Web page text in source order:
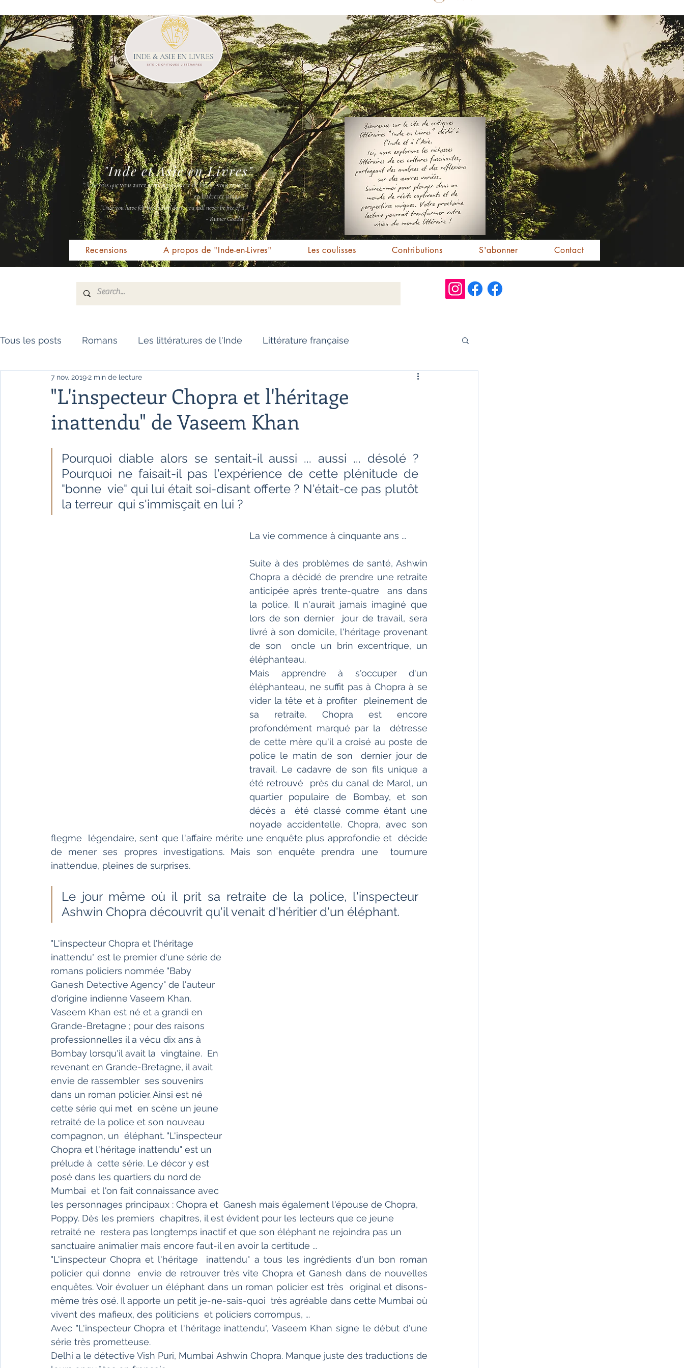
INDE & ASIE EN LIVRES
"Une fois que vous aurez senti la poussière de l'Inde, vous ne vous
en libérerez jamais " -
"Once you have felt the Indian dust, you will never be free of it."
- Rumer Godden -
"Inde et Asie en Livres"
Recensions A propos de "Inde-en-Livres" Les coulisses Contributions S'abonner Contact
Tous les posts Romans Les littératures de l'Inde Littérature française
Livres de référence Dictionnaire
Témoignages / Récits Romans jeunesse Essai Personnalités indiennes
Fêtes indiennes Spiritualité Ayurveda Bien-être Littérature hindi
Littérature tamoule Littérature bengali Littérature malayalam
Littérature du Bangladesh Littérature pakistanaise
Contes
"L'inspecteur Chopra et l'héritage
inattendu" de Vaseem Khan
7 nov. 20192 min de lecture
Pourquoi diable alors se sentait-il aussi ... aussi ... désolé ?
Pourquoi ne faisait-il pas l'expérience de cette plénitude de
"bonne  vie" qui lui était soi-disant offerte ? N'était-ce pas plutôt
la terreur  qui s'immisçait en lui ?
La vie commence à cinquante ans ...
Suite à des problèmes de santé, Ashwin
Chopra a décidé de prendre une retraite
anticipée après trente-quatre  ans dans
la police. Il n'aurait jamais imaginé que
lors de son dernier  jour de travail, sera
livré à son domicile, l'héritage provenant
de son  oncle un brin excentrique, un
éléphanteau.
Mais apprendre à s'occuper d'un
éléphanteau, ne suffit pas à Chopra à se
vider la tête et à profiter  pleinement de
sa retraite. Chopra est encore
profondément marqué par la  détresse
de cette mère qu'il a croisé au poste de
police le matin de son  dernier jour de
travail. Le cadavre de son fils unique a
été retrouvé  près du canal de Marol, un
quartier populaire de Bombay, et son
décès a  été classé comme étant une
noyade accidentelle. Chopra, avec son
flegme  légendaire, sent que l'affaire mérite une enquête plus approfondie et  décide
de mener ses propres investigations. Mais son enquête prendra une  tournure
inattendue, pleines de surprises.
Le jour même où il prit sa retraite de la police, l'inspecteur
Ashwin Chopra découvrit qu'il venait d'héritier d'un éléphant.
"L'inspecteur Chopra et l'héritage
inattendu" est le premier d'une série de
romans policiers nommée "Baby
Ganesh Detective Agency" de l'auteur
d'origine indienne Vaseem Khan.
Vaseem Khan est né et a grandi en
Grande-Bretagne ; pour des raisons
professionnelles il a vécu dix ans à
Bombay lorsqu'il avait la  vingtaine.  En
revenant en Grande-Bretagne, il avait
envie de rassembler  ses souvenirs
dans un roman policier. Ainsi est né
cette série qui met  en scène un jeune
retraité de la police et son nouveau
compagnon, un  éléphant. "L'inspecteur
Chopra et l'héritage inattendu" est un
prélude à  cette série. Le décor y est
posé dans les quartiers du nord de
Mumbai  et l'on fait connaissance avec
les personnages principaux : Chopra et  Ganesh mais également l'épouse de Chopra,
Poppy. Dès les premiers  chapitres, il est évident pour les lecteurs que ce jeune
retraité ne  restera pas longtemps inactif et que son éléphant ne rejoindra pas un
sanctuaire animalier mais encore faut-il en avoir la certitude ...
"L'inspecteur Chopra et l'héritage  inattendu" a tous les ingrédients d'un bon roman
policier qui donne  envie de retrouver très vite Chopra et Ganesh dans de nouvelles
enquêtes. Voir évoluer un éléphant dans un roman policier est très  original et disons-
même très osé. Il apporte un petit je-ne-sais-quoi  très agréable dans cette Mumbai où
vivent des mafieux, des politiciens  et policiers corrompus, ...
Avec "L'inspecteur Chopra et l'héritage inattendu", Vaseem Khan signe le début d'une
série très prometteuse.
Delhi a le détective Vish Puri, Mumbai Ashwin Chopra. Manque juste des traductions de